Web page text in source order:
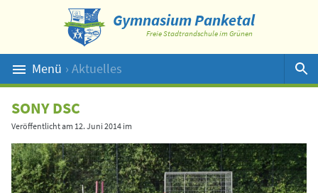
Gymnasium Panketal
Freie Stadtrandschule im Grünen
Menü › Aktuelles
Suche
SONY DSC
Veröffentlicht am 12. Juni 2014 im